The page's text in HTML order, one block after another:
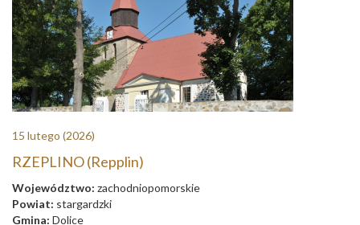
15 lutego (2026)
RZEPLINO (Repplin)
Województwo: zachodniopomorskie
Powiat: stargardzki
Gmina: Dolice